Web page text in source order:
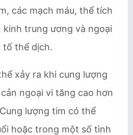
các mạch máu, thể tích
kinh trung ương và ngoại
tố thể dịch.
xảy ra khi cung lượng
ngoại vi tăng cao hơn
lượng tim có thể
hoặc trong một số tình